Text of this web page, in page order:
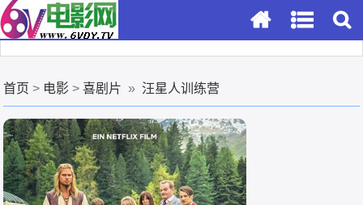
首页 > 电影 >喜剧片 » 汪星人训练营